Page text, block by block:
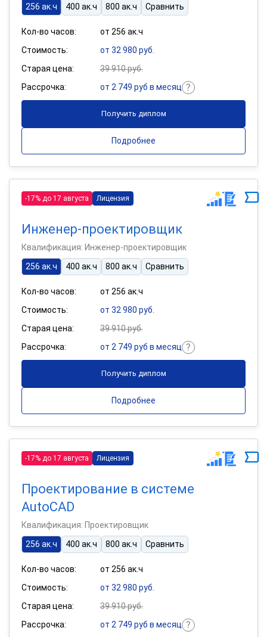
256 ак.ч
400 ак.ч 800 ак.ч Сравнить
Кол-во часов:
от 256 ак.ч
Стоимость:
от 32 980 руб.
Старая цена:
39 910 руб.
Рассрочка:
от 2 749 руб в месяц
Получить диплом
Подробнее
-17% до 17 августа Лицензия
Инженер-проектировщик
Квалификация: Инженер-проектировщик
256 ак.ч
400 ак.ч 800 ак.ч Сравнить
Кол-во часов:
от 256 ак.ч
Стоимость:
от 32 980 руб.
Старая цена:
39 910 руб.
Рассрочка:
от 2 749 руб в месяц
Получить диплом
Подробнее
-17% до 17 августа Лицензия
Проектирование в системе
AutoCAD
Квалификация: Проектировщик
256 ак.ч
400 ак.ч 800 ак.ч Сравнить
Кол-во часов:
от 256 ак.ч
Стоимость:
от 32 980 руб.
Старая цена:
39 910 руб.
Рассрочка:
от 2 749 руб в месяц